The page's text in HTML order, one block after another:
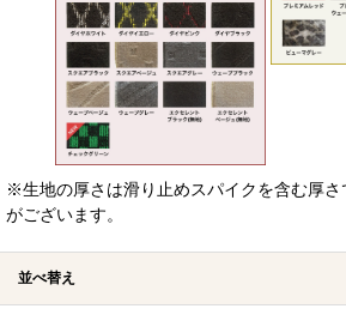
※生地の厚さは滑り止めスパイクを含む厚さ
がございます。
並べ替え